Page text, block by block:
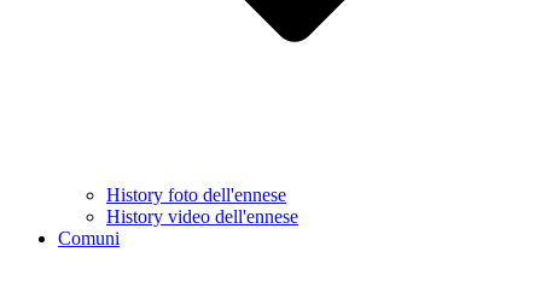
History foto dell'ennese
History video dell'ennese
Comuni